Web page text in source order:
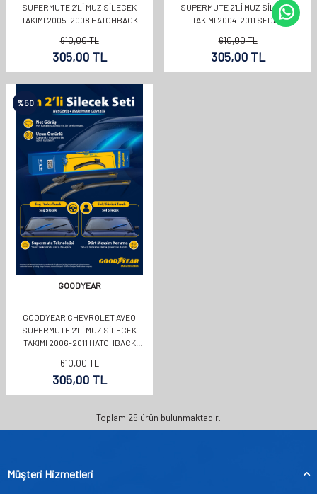
SUPERMUTE 2'LI MUZ SILECEK
TAKIMI 2005-2008 HATCHBACK
610,00TL
305,00TL
SUPERMUTE 2'LI MUZ SILECEK
TAKIMI 2004-2011 SEDAN
610,00TL
305,00TL
%50
GOODYEAR
GOODYEAR CHEVROLET AVEO
SUPERMUTE 2'LI MUZ SILECEK
TAKIMI 2006-2011 HATCHBACK
610,00TL
305,00TL
Toplam 29 ürün bulunmaktadır.
Müşteri Hizmetleri